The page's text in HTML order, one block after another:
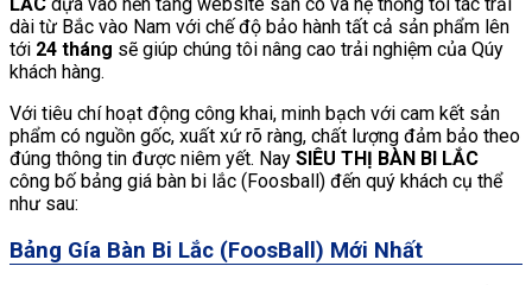
dài từ Bắc vào Nam với chế độ bảo hành tất cả sản phẩm lên
tới 24 tháng sẽ giúp chúng tôi nâng cao trải nghiệm của Qúy
khách hàng.
Với tiêu chí hoạt động công khai, minh bạch với cam kết sản
phẩm có nguồn gốc, xuất xứ rõ ràng, chất lượng đảm bảo theo
đúng thông tin được niêm yết. Nay SIÊU THỊ BÀN BI LẮC
công bố bảng giá bàn bi lắc (Foosball) đến quý khách cụ thể
như sau:
Bảng Gía Bàn Bi Lắc (FoosBall) Mới Nhất